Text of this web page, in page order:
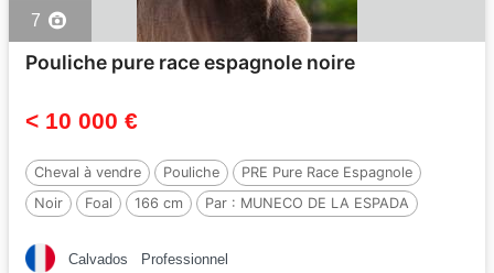
7
Pouliche pure race espagnole noire
< 10 000 €
Cheval à vendre Pouliche
PRE Pure Race Espagnole
Noir
Foal 166 cm Par : MUNECO DE LA ESPADA
Calvados Professionnel